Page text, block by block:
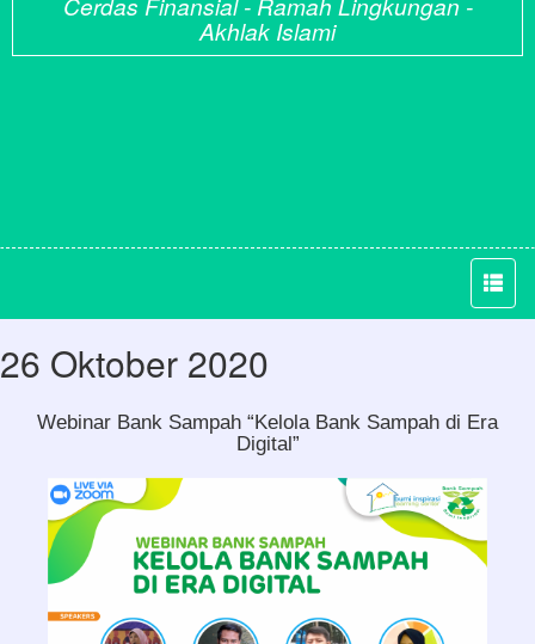
Akhlak Islami
26 Oktober 2020
Webinar Bank Sampah “Kelola Bank Sampah di Era
Digital”